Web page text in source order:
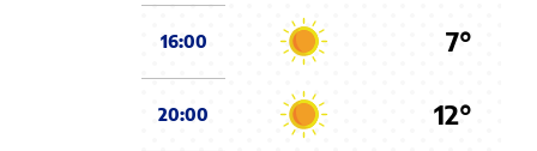
16:00 7°
20:00 12°